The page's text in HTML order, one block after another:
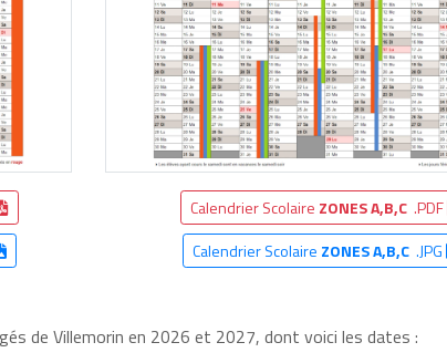
Calendrier Scolaire ZONES A,B,C .PDF
Calendrier Scolaire ZONES A,B,C.JPG
de Villemorin en 2026 et 2027, dont voici les dates :